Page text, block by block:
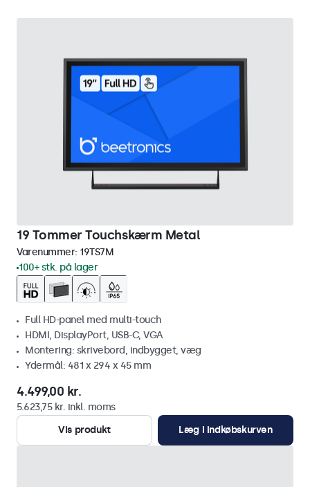
19 Tommer Touchskærm Metal
Varenummer: 19TS7M
100+ stk. på lager
Full HD-panel med multi-touch
HDMI, DisplayPort, USB-C, VGA
Montering: skrivebord, indbygget, væg
Ydermål: 481 x 294 x 45 mm
4.499,00 kr.
5.623,75 kr. inkl. moms
Vis produkt
Læg i indkøbskurven